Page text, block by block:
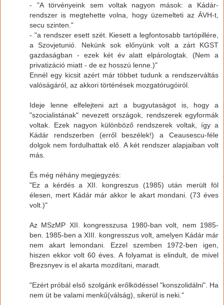
- "A törvényeink sem voltak nagyon mások: a Kádár-
rendszer is megtehette volna, hogy üzemelteti az ÁVH-t,
secu szinten."
- "a rendszer esett szét. Kiesett a legfontosabb tartópillére,
a Szovjetunió. Nekünk sok előnyünk volt a zárt KGST
gazdaságban - ezek két év alatt elpárologtak. (Nem a
privatizáció miatt - de ez hosszú lenne.)"
Ennél egy kicsit azért már többet tudunk a rendszerváltás
valóságáról, az akkori történések mozgatórugóiról.
Ideje lenne elfelejteni azt a bugyutaságot is, hogy a
"szocialistának" nevezett országok, rendszerek egyformák
voltak. Ezek nagyon különböző rendszerek voltak, így a
Kádár rendszerben (erről beszélek!) a Ceausescu-féle
dolgok nem fordulhattak elő. A két rendszer alapjaiban volt
más.
És még néhány megjegyzés:
"Ez a kérdés a XII. kongreszus (1985) után merült föl
élesen, mert Kádár már akkor le akart mondani. (73 éves
volt.)"
Az MSzMP XII. kongresszusa 1980-ban volt, nem 1985-
ben. 1985-ben a XIII. kongresszus volt, amelyen Kádár már
nem akart lemondani. Ezzel szemben 1972-ben igen,
hiszen ekkor volt 60 éves. A folyamat is elindult, de mivel
Brezsnyev is el akarta mozdítani, maradt.
"Ezért próbál első szolgánk erőlködéssel "konszolidálni". Ha
nem üt be valami menkű(válság), sikerül is neki."